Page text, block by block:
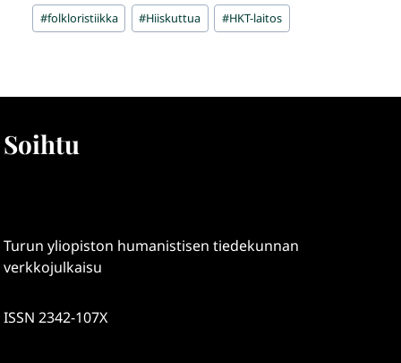
Avainsanat:
#folkloristiikka #Hiiskuttua #HKT-laitos
Soihtu
Turun yliopiston humanistisen tiedekunnan
verkkojulkaisu
ISSN 2342-107X